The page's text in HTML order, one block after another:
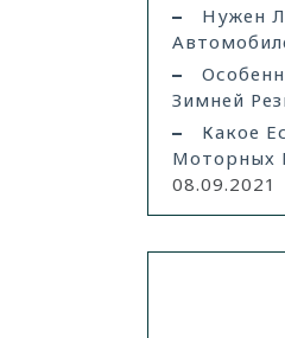
Нужен
Зимней
Какое
Моторных
08.09.2021